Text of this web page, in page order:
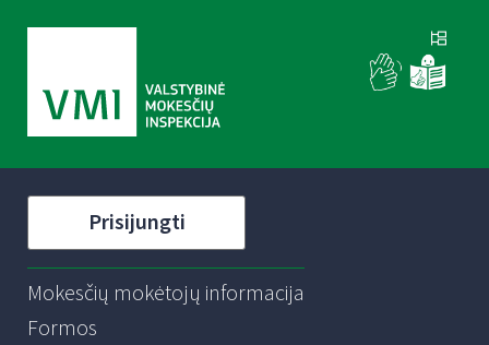
Prisijungti
Mokesčių mokėtojų informacija
Formos